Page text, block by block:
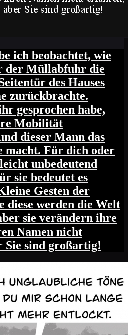
ich beobachtet, wie
der Müllabfuhr die
des Hauses
zurückbrachte.
gesprochen habe,
Mobilität
dieser Mann das
macht. Für dich oder
unbedeutend
sie bedeutet es
Gesten der
diese werden die Welt
sie verändern ihre
Namen nicht
Sie sind großartig!